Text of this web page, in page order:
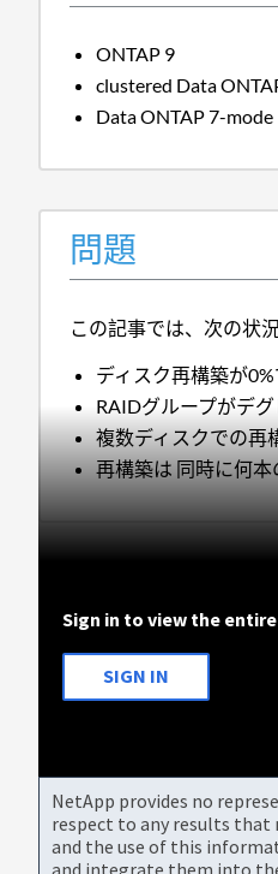
ONTAP 9
clustered Data
Data ONTAP 7-mode
問題
この記事では、次の状
ディスク再構築が0%
RAIDグループがデ
複数ディスクでの再
再構築は 同時に何本
Sign in to view the
SIGN IN
NetApp provides no
respect to any results that
and the use of this
and integrate them into